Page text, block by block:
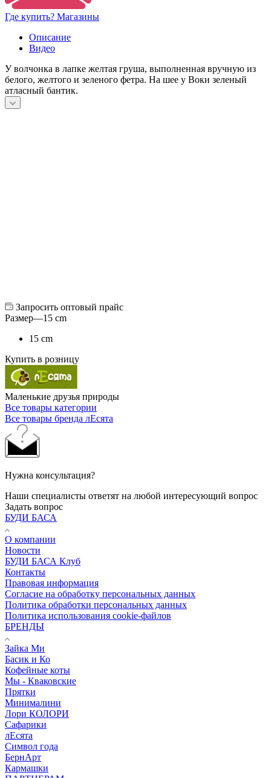
Где купить? Магазины
Описание
Видео
У волчонка в лапке желтая груша, выполненная вручную из
белого, желтого и зеленого фетра. На шее у Воки зеленый
атласный бантик.
Запросить оптовый прайс
Размер—15 cm
15 cm
Купить в розницу
Маленькие друзья природы
Все товары категории
Все товары бренда лЕсята
Нужна консультация?
Наши специалисты ответят на любой интересующий вопрос
Задать вопрос
БУДИ БАСА
О компании
Новости
БУДИ БАСА Клуб
Контакты
Правовая информация
Согласие на обработку персональных данных
Политика обработки персональных данных
Политика использования cookie-файлов
БРЕНДЫ
Зайка Ми
Басик и Ко
Кофейные коты
Мы - Кваковские
Прятки
Минималини
Лори КОЛОРИ
Сафарики
лЕсята
Символ года
БернАрт
Кармашки